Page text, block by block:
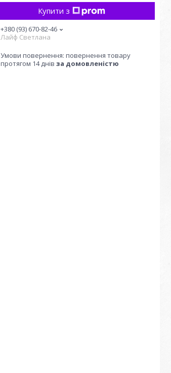
Купити з
+380 (93) 670-82-46
Лайф Светлана
повернення товару
протягом 14 днів за домовленістю